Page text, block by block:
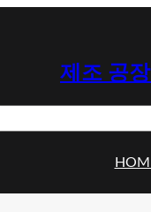
제조 공